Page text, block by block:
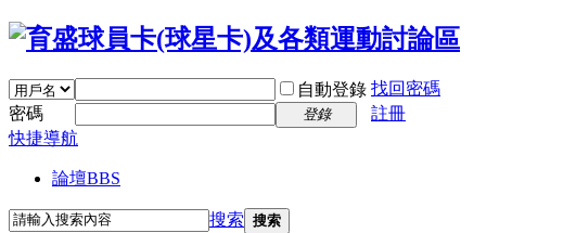
自動登錄 找回密碼
密碼
登錄
註冊
快捷導航
論壇BBS
搜索 搜索